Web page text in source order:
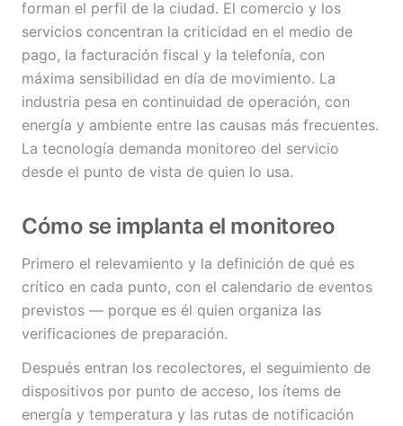
forman el perfil de la ciudad. El comercio y los
servicios concentran la criticidad en el medio de
pago, la facturación fiscal y la telefonía, con
máxima sensibilidad en día de movimiento. La
industria pesa en continuidad de operación, con
energía y ambiente entre las causas más frecuentes.
La tecnología demanda monitoreo del servicio
desde el punto de vista de quien lo usa.
Cómo se implanta el monitoreo
Primero el relevamiento y la definición de qué es
crítico en cada punto, con el calendario de eventos
previstos — porque es él quien organiza las
verificaciones de preparación.
Después entran los recolectores, el seguimiento de
dispositivos por punto de acceso, los ítems de
energía y temperatura y las rutas de notificación